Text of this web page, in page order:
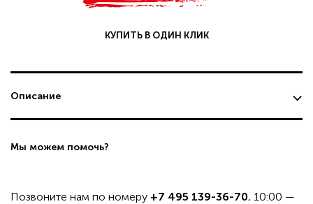
КУПИТЬ В ОДИН КЛИК
Описание
Мы можем помочь?
Позвоните нам по номеру +7 495 139-36-70, 10:00 —